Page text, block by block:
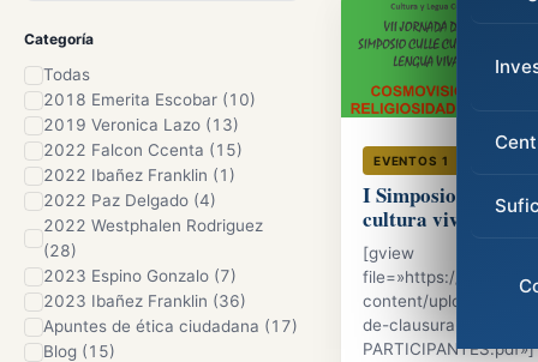
Categoría
Todas
2018 Emerita Escobar (10)
2019 Veronica Lazo (13)
2022 Falcon Ccenta (15)
2022 Ibañez Franklin (1)
2022 Paz Delgado (4)
2022 Westphalen Rodriguez
(28)
2023 Espino Gonzalo (7)
2023 Ibañez Franklin (36)
Apuntes de ética ciudadana (17)
Blog (15)
EVENTOS 1
I Simposio Culle,
cultura viva
[gview
file=»https://
content/uploads/
de-clausura-